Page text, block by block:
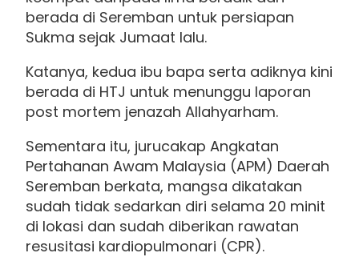
berada di Seremban untuk persiapan
Sukma sejak Jumaat lalu.
Katanya, kedua ibu bapa serta adiknya kini
berada di HTJ untuk menunggu laporan
post mortem jenazah Allahyarham.
Sementara itu, jurucakap Angkatan
Pertahanan Awam Malaysia (APM) Daerah
Seremban berkata, mangsa dikatakan
sudah tidak sedarkan diri selama 20 minit
di lokasi dan sudah diberikan rawatan
resusitasi kardiopulmonari (CPR).